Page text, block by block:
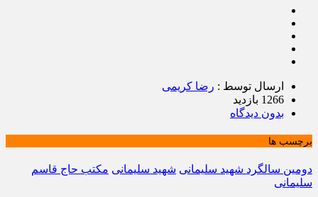
ارسال توسط : رضا کریمی
1266 بازدید
بدون دیدگاه
برچسب ها
دومین سالگرد شهید سلیمانی شهید سلیمانی مکتب حاج قاسم
سلیمانی